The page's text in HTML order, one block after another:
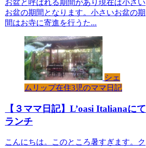
お盆と呼ばれる期間があり現在は小さい
お盆の期間となります。小さいお盆の期
間はお寺に寄進を行うた...
シェ
ムリップ在住3児のママ日記
【３ママ日記】L’oasi Italianaにて
ランチ
こんにちは。このところ暑すぎます。ク